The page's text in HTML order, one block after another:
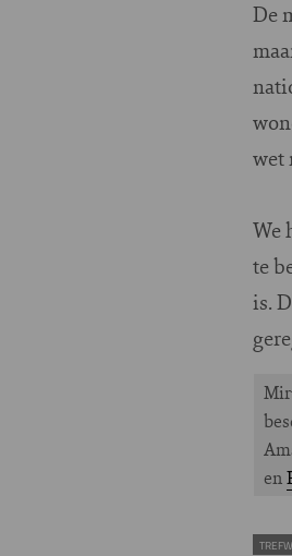
De
wet
We
te
is.
en